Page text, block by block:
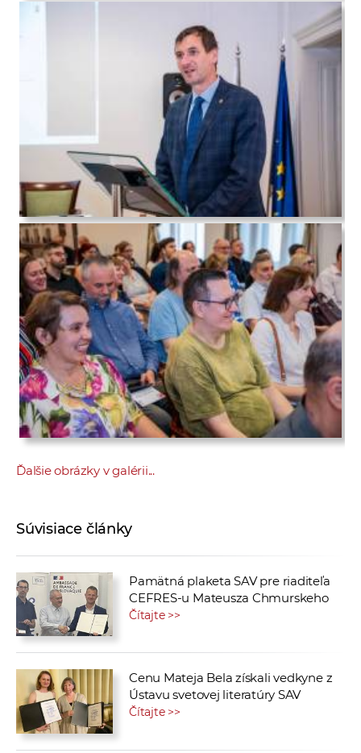
Ďalšie obrázky v galérii...
Súvisiace články
Pamätná plaketa SAV pre riaditeľa
CEFRES-u Mateusza Chmurskeho
Čítajte >>
Cenu Mateja Bela získali vedkyne z
Ústavu svetovej literatúry SAV
Čítajte >>